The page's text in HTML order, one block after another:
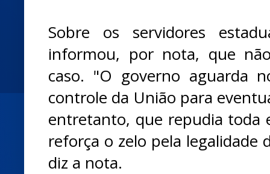
Sobre os servidores
informou, por nota, que
caso. "O governo aguarda
controle da União para
entretanto, que repudia toda
reforça o zelo pela legalidade
diz a nota.